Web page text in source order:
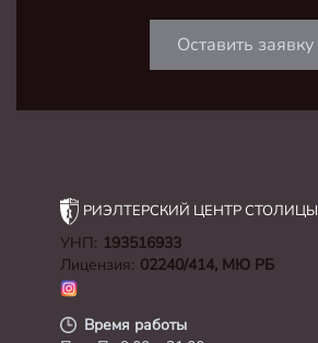
Оставить заявку
РИЭЛТЕРСКИЙ ЦЕНТРСТОЛИЦЫ
УНП: 193516933
Лицензия: 02240/414, МЮ РБ
Время работы